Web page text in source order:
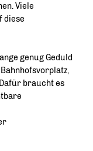
Viele
diese
genug Geduld
braucht es